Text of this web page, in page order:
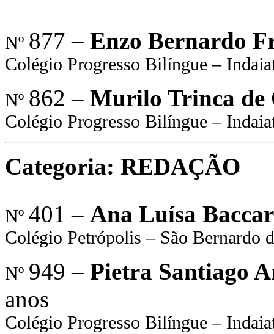
Nº 877 – Enzo Bernardo
Colégio Progresso Bilíngue –
Nº 862 – Murilo Trinca de
Colégio Progresso Bilíngue –
Categoria: REDAÇÃO
Nº 401 – Ana Luísa
Colégio Petrópolis – São Bernardo
Nº 949 – Pietra Santiago
anos
Colégio Progresso Bilíngue –